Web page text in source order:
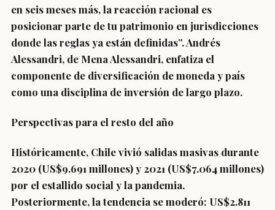
en seis meses más, la reacción racional es
posicionar parte de tu patrimonio en jurisdicciones
donde las reglas ya están definidas”. Andrés
Alessandri, de Mena Alessandri, enfatiza el
componente de diversificación de moneda y país
como una disciplina de inversión de largo plazo.
Perspectivas para el resto del año
Históricamente, Chile vivió salidas masivas durante
2020 (US$9.691 millones) y 2021 (US$7.064 millones)
por el estallido social y la pandemia.
Posteriormente, la tendencia se moderó: US$2.811